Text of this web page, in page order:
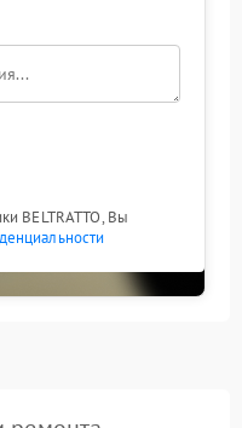
BELTRATTO, Вы